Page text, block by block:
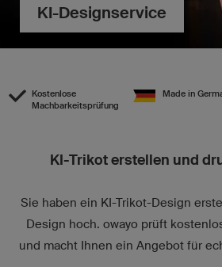
KI-Designservice
Kostenlose
Machbarkeitsprüfung
Made in
KI-Trikot erstellen und
Sie haben ein KI-Trikot-Design
Design hoch. owayo prüft
und macht Ihnen ein Angebot für